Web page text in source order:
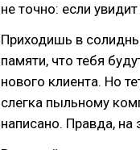
не точно: если
Приходишь в
памяти, что тебя
нового клиента. Но
слегка пыльному
написано. Правда,